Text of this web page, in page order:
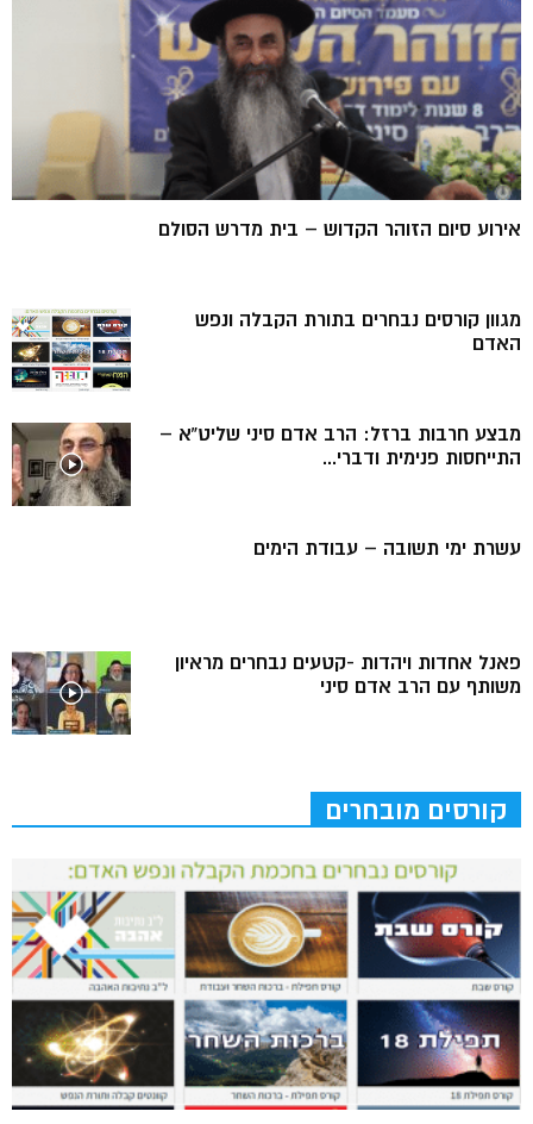
אירוע סיום הזוהר הקדוש – בית מדרש הסולם
מגוון קורסים נבחרים בתורת הקבלה ונפש
האדם
מבצע חרבות ברזל: הרב אדם סיני שליט”א –
התייחסות פנימית ודברי...
עשרת ימי תשובה – עבודת הימים
פאנל אחדות ויהדות -קטעים נבחרים מראיון
משותף עם הרב אדם סיני
קורסים מובחרים